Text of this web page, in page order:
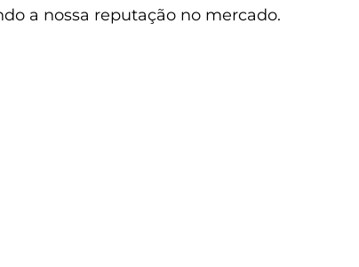
a nossa reputação no mercado.